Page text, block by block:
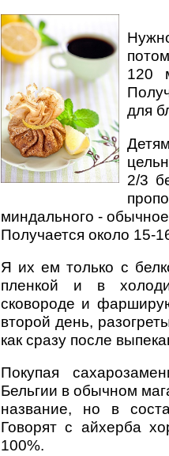
120
для
2/3
миндального -
Получается около 15-
Я их ем только с
пленкой и в
сковороде и
второй день,
как сразу после
Покупая
Бельгии в обычном
название, но в
Говорят с айхерба
100%.